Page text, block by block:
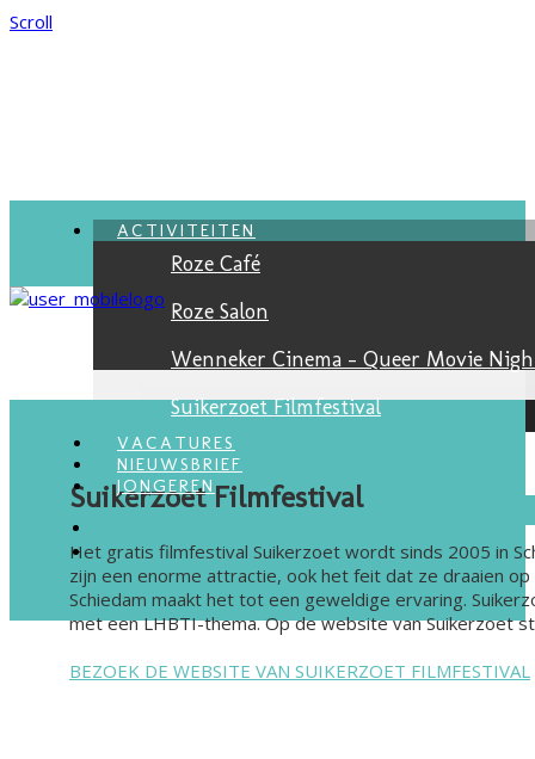
Scroll
ACTIVITEITEN
Roze Café
Roze Salon
Wenneker Cinema - Queer Movie
Suikerzoet Filmfestival
VACATURES
NIEUWSBRIEF
JONGEREN
Suikerzoet Filmfestival
Het gratis filmfestival Suikerzoet wordt sinds 2005 in
zijn een enorme attractie, ook het feit dat ze draaien
Schiedam maakt het tot een geweldige ervaring.
met een LHBTI-thema. Op de website van Suikerzoet
BEZOEK DE WEBSITE VAN SUIKERZOET FILMFESTIVAL